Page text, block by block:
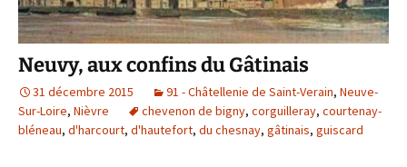
Neuvy, aux confins du Gâtinais
31 décembre 2015 91 - Châtellenie de Saint-Verain, Neuve-
Sur-Loire, Nièvre chevenon de bigny, corguilleray, courtenay-
bléneau, d'harcourt, d'hautefort, du chesnay, gâtinais, guiscard